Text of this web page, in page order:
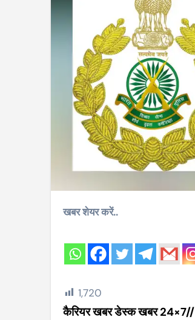
खबर शेयर करें..
1,720
कैरियर खबर डेस्क खबर 24×7//